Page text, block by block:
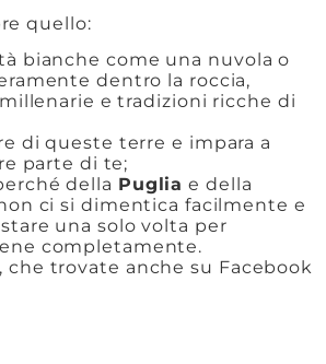
quello:
bianche come una nuvola o
dentro la roccia,
e tradizioni ricche di
di queste terre e impara a
parte di te;
della Puglia e della
ci si dimentica facilmente e
una solo volta per
completamente.
che trovate anche su Facebook